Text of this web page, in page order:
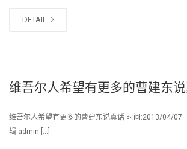
DETAIL
维吾尔人希望有更多的曹建东
维吾尔人希望有更多的曹建东说真话 时间:2013/
辑:admin […]